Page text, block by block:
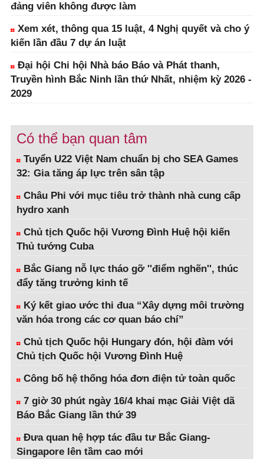
đảng viên không được làm
Xem xét, thông qua 15 luật, 4 Nghị quyết và cho ý
kiến lần đầu 7 dự án luật
Đại hội Chi hội Nhà báo Báo và Phát thanh,
Truyền hình Bắc Ninh lần thứ Nhất, nhiệm kỳ 2026 -
2029
Có thể bạn quan tâm
Tuyển U22 Việt Nam chuẩn bị cho SEA Games
32: Gia tăng áp lực trên sân tập
Châu Phi với mục tiêu trở thành nhà cung cấp
hydro xanh
Chủ tịch Quốc hội Vương Đình Huệ hội kiến
Thủ tướng Cuba
Bắc Giang nỗ lực tháo gỡ ''điểm nghẽn'', thúc
đẩy tăng trưởng kinh tế
Ký kết giao ước thi đua “Xây dựng môi trường
văn hóa trong các cơ quan báo chí”
Chủ tịch Quốc hội Hungary đón, hội đàm với
Chủ tịch Quốc hội Vương Đình Huệ
Công bố hệ thống hóa đơn điện tử toàn quốc
7 giờ 30 phút ngày 16/4 khai mạc Giải Việt dã
Báo Bắc Giang lần thứ 39
Đưa quan hệ hợp tác đầu tư Bắc Giang-
Singapore lên tầm cao mới